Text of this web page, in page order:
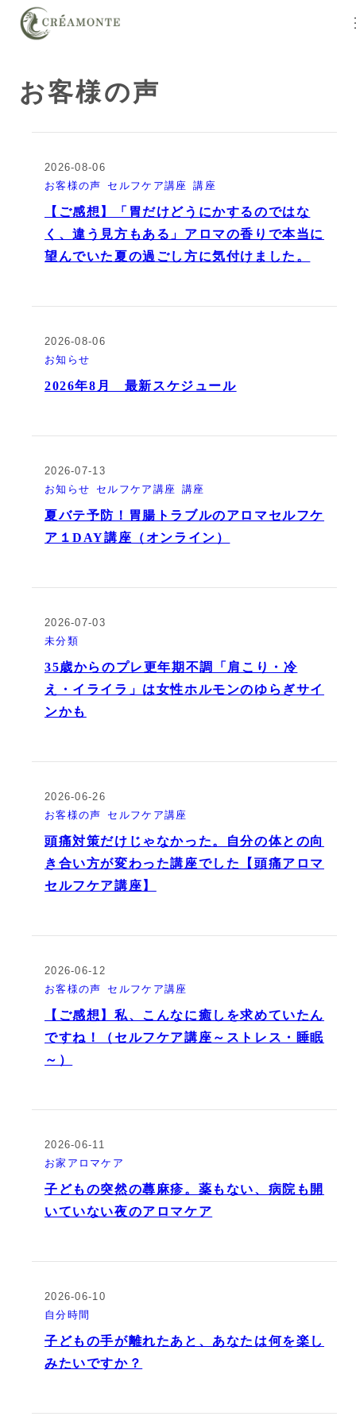
お客様の声
2026-08-06
お客様の声
セルフケア講座 講座
【ご感想】「胃だけどうにかするのではな
く、違う見方もある」アロマの香りで本当に
望んでいた夏の過ごし方に気付けました。
2026-08-06
お知らせ
2026年8月 最新スケジュール
2026-07-13
お知らせ
セルフケア講座 講座
夏バテ予防！胃腸トラブルのアロマセルフケ
ア１DAY講座（オンライン）
2026-07-03
未分類
35歳からのプレ更年期不調「肩こり・冷
え・イライラ」は女性ホルモンのゆらぎサイ
ンかも
2026-06-26
お客様の声
セルフケア講座
頭痛対策だけじゃなかった。自分の体との向
き合い方が変わった講座でした【頭痛アロマ
セルフケア講座】
2026-06-12
お客様の声
セルフケア講座
【ご感想】私、こんなに癒しを求めていたん
ですね！（セルフケア講座～ストレス・睡眠
～）
2026-06-11
お家アロマケア
子どもの突然の蕁麻疹。薬もない、病院も開
いていない夜のアロマケア
2026-06-10
自分時間
子どもの手が離れたあと、あなたは何を楽し
みたいですか？